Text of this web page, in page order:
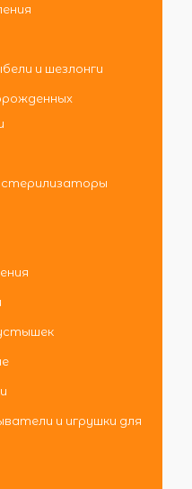
и шезлонги
и игрушки для